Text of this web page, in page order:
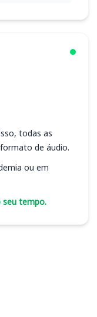
todas as
de áudio.
ou em
seu tempo.